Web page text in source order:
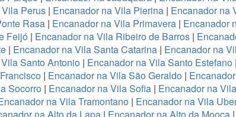
Perus| Encanador na Vila Pierina| Encanador na
Rasa| Encanador na Vila Primavera| Encanador
Feijó| Encanador na Vila Ribeiro de Barros|
| Encanador na Vila Santa Catarina | Encanador na
Santo Antonio | Encanador na Vila Santo Estefano |
| Encanador na Vila São Geraldo|
Socorro| Encanador na Vila Sofia| Encanador na
na Vila Tramontano| Encanador na Vila
na Alto da Lapa | Encanador na Alto da Mooca |